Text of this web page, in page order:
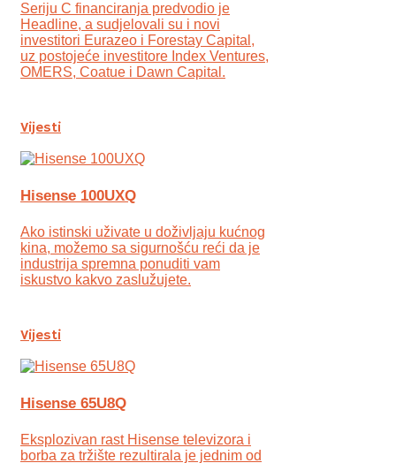
Seriju C financiranja predvodio je
Headline, a sudjelovali su i novi
investitori Eurazeo i Forestay Capital,
uz postojeće investitore Index Ventures,
OMERS, Coatue i Dawn Capital.
Vijesti
Hisense 100UXQ
Ako istinski uživate u doživljaju kućnog
kina, možemo sa sigurnošću reći da je
industrija spremna ponuditi vam
iskustvo kakvo zaslužujete.
Vijesti
Hisense 65U8Q
Eksplozivan rast Hisense televizora i
borba za tržište rezultirala je jednim od